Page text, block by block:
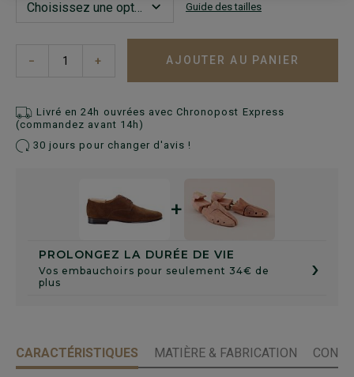
Guide des tailles
− + AJOUTER AU PANIER
Livré en 24h ouvrées avec Chronopost Express
(commandez avant 14h)
30 jours pour changer d'avis !
PROLONGEZ LA DURÉE DE VIE
Vos embauchoirs pour seulement 34€ de
plus
›
+
CARACTÉRISTIQUES MATIÈRE & FABRICATION